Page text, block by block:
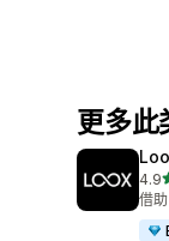
更多此
4.9
总
借